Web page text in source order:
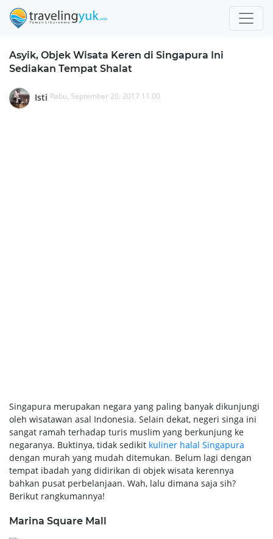
Asyik, Objek Wisata Keren di Singapura Ini
Sediakan Tempat Shalat
Isti Rabu, September 20, 2017 11.00
Singapura merupakan negara yang paling banyak dikunjungi
oleh wisatawan asal Indonesia. Selain dekat, negeri singa ini
sangat ramah terhadap turis muslim yang berkunjung ke
negaranya. Buktinya, tidak sedikit kuliner halal Singapura
dengan murah yang mudah ditemukan. Belum lagi dengan
tempat ibadah yang didirikan di objek wisata kerennya
bahkan pusat perbelanjaan. Wah, lalu dimana saja sih?
Berikut rangkumannya!
Marina Square Mall